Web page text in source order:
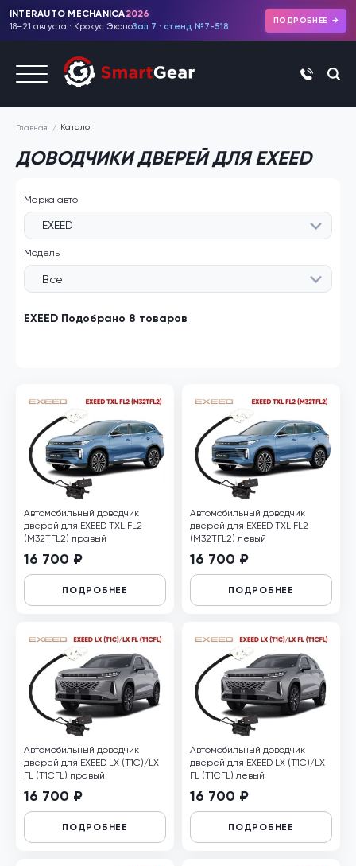
INTERAUTO MECHANICA2026
18–21 августа · Крокус ЭкспоЗал 7 · стенд №7-518
ПОДРОБНЕЕ
+7 (495)
Главная Каталог
ДОВОДЧИКИ ДВЕРЕЙ ДЛЯ EXEED
Марка авто
EXEED
Модель
Все
EXEED Подобрано 8 товаров
Автомобильный доводчик
дверей для EXEED TXL FL2
(M32TFL2) правый
16 700 ₽
ПОДРОБНЕЕ
Автомобильный доводчик
дверей для EXEED TXL FL2
(M32TFL2) левый
16 700 ₽
ПОДРОБНЕЕ
Автомобильный доводчик
дверей для EXEED LX (T1C)/LX
FL (T1CFL) правый
16 700 ₽
ПОДРОБНЕЕ
Автомобильный доводчик
дверей для EXEED LX (T1C)/LX
FL (T1CFL) левый
16 700 ₽
ПОДРОБНЕЕ